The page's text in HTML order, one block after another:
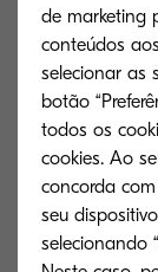
"O software
pivot no
próximos
soluções
Os sistemas
são uma
desta
de marketing
conteúdos
selecionar as
botão
todos os
cookies. Ao
concorda
seu
selecionando